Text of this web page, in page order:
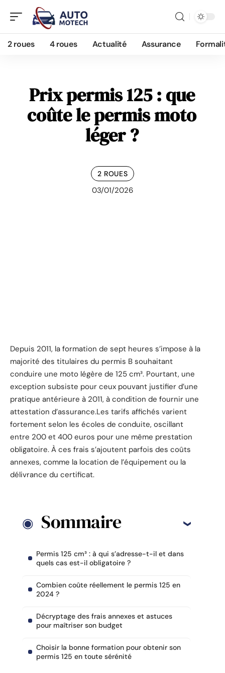
2 roues 4 roues Actualité Assurance
Prix permis 125 : que
coûte le permis moto
léger ?
2 ROUES
03/01/2026
Depuis 2011, la formation de sept heures s’impose à la
majorité des titulaires du permis B souhaitant
conduire une moto légère de 125 cm³. Pourtant, une
exception subsiste pour ceux pouvant justifier d’une
pratique antérieure à 2011, à condition de fournir une
attestation d’assurance.Les tarifs affichés varient
fortement selon les écoles de conduite, oscillant
entre 200 et 400 euros pour une même prestation
obligatoire. À ces frais s’ajoutent parfois des coûts
annexes, comme la location de l’équipement ou la
délivrance du certificat.
Sommaire
Permis 125 cm³ : à qui s’adresse-t-il et dans
quels cas est-il obligatoire ?
Combien coûte réellement le permis 125 en
2024 ?
Décryptage des frais annexes et astuces
pour maîtriser son budget
Choisir la bonne formation pour obtenir son
permis 125 en toute sérénité